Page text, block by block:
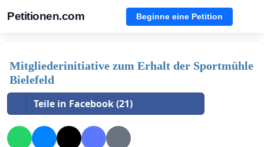
Petitionen.com Beginne eine Petition
Mitgliederinitiative zum Erhalt der Sportmühle
Bielefeld
Teile in Facebook (21)